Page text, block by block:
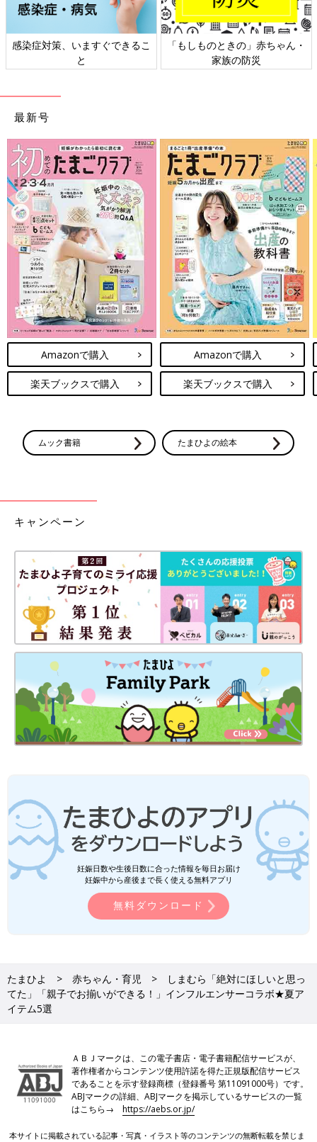
感染症対策、いますぐできるこ
と
「もしものときの」赤ちゃん・
家族の防災
最新号
Amazonで購入
楽天ブックスで購入
Amazonで購入
楽天ブックスで購入
ムック書籍 たまひよの絵本
キャンペーン
妊娠日数や生後日数に合った情報を毎日お届け
妊娠中から産後まで長く使える無料アプリ
無料ダウンロード
たまひよ 赤ちゃん・育児
しまむら「絶対にほしいと思っ
てた」「親子でお揃いができる！」インフルエンサーコラボ★夏ア
イテム5選
ＡＢＪマークは、この電子書店・電子書籍配信サービスが、
著作権者からコンテンツ使用許諾を得た正規版配信サービス
であることを示す登録商標（登録番号 第11091000号）です。
ABJマークの詳細、ABJマークを掲示しているサービスの一覧
はこちら→https://aebs.or.jp/
本サイトに掲載されている記事・写真・イラスト等のコンテンツの無断転載を禁じま